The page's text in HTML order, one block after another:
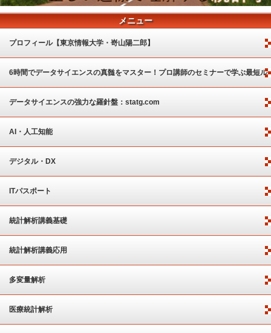
メニュー
プロフィール【東京情報大学・嵜山陽二郎】
6時間でデータサイエンスの真髄をマスター！プロ講師のセミナーで学ぶ最短ル
ート
データサイエンスの強力な羅針盤：statg.com
AI・人工知能
デジタル・DX
ITパスポート
統計解析講義基礎
統計解析講義応用
多変量解析
医療統計解析